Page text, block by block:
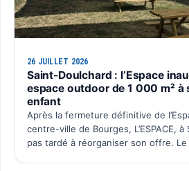
26 JUILLET 2026
Saint-Doulchard : l’Espace
espace outdoor de 1 000 m²
enfant
Après la fermeture définitive de
centre-ville de Bourges, L’ESPACE, à
pas tardé à réorganiser son offre.